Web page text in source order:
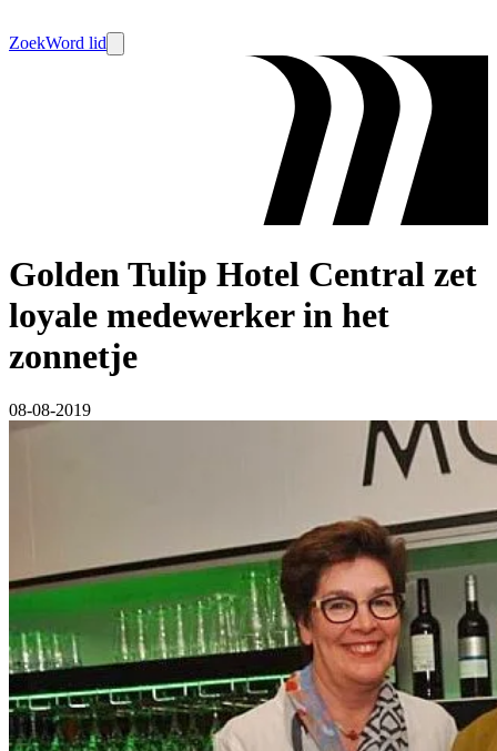
ZoekWord lid
Golden Tulip Hotel Central zet
loyale medewerker in het
zonnetje
08-08-2019